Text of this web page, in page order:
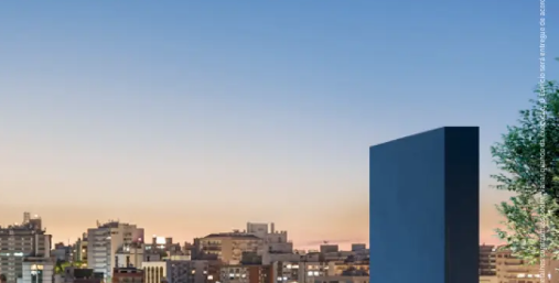
Encontre um corretor